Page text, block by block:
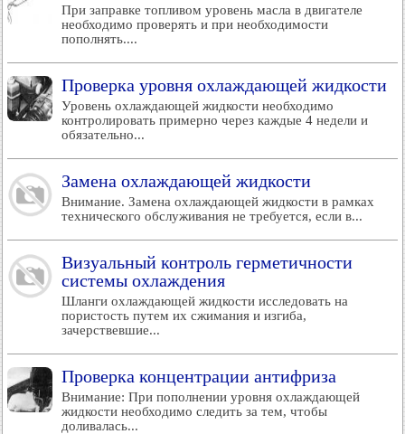
При заправке топливом уровень масла в двигателе
необходимо проверять и при необходимости
пополнять....
Проверка уровня охлаждающей жидкости
Уровень охлаждающей жидкости необходимо
контролировать примерно через каждые 4 недели и
обязательно...
Замена охлаждающей жидкости
Внимание. Замена охлаждающей жидкости в рамках
технического обслуживания не требуется, если в...
Визуальный контроль герметичности
системы охлаждения
Шланги охлаждающей жидкости исследовать на
пористость путем их сжимания и изгиба,
зачерствевшие...
Проверка концентрации антифриза
Внимание: При пополнении уровня охлаждающей
жидкости необходимо следить за тем, чтобы
доливалась...